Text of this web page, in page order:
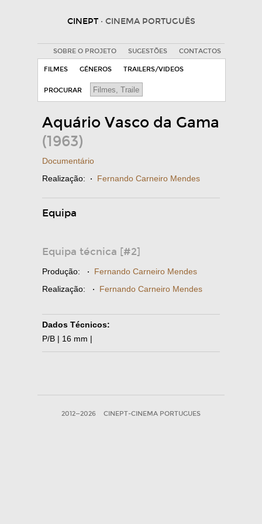
CINEPT · CINEMA PORTUGUÊS
SOBRE O PROJETO SUGESTÕES CONTACTOS
FILMES GÉNEROS TRAILERS/VIDEOS
PROCURAR
Aquário Vasco da Gama
(1963)
Documentário
Realização: · Fernando Carneiro Mendes
Equipa
Equipa técnica [#2]
Produção: · Fernando Carneiro Mendes
Realização: · Fernando Carneiro Mendes
Dados Técnicos:
P/B | 16 mm |
2012—2026 CINEPT-CINEMA PORTUGUES